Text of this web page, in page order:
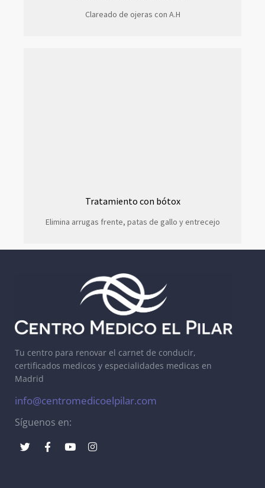
Clareado de ojeras con A.H
Tratamiento con bótox
Elimina arrugas frente, patas de gallo y entrecejo
Tu centro para renovar el carnet de conducir,
certificados medicos y especialidades medicas en
Madrid
info@centromedicoelpilar.com
Síguenos en: